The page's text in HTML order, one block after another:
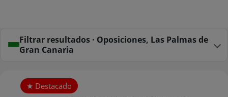
Filtrar resultados · Oposiciones, Las Palmas de
Gran Canaria